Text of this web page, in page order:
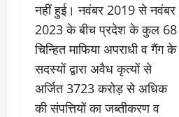
नहीं हुई। नवंबर 2019 से नवंबर
2023 के बीच प्रदेश के कुल 68
चिन्हित माफिया अपराधी व गैंग के
सदस्यों द्वारा अवैध कृत्यों से
अर्जित 3723 करोड़ से अधिक
की संपत्तियों का जब्तीकरण व